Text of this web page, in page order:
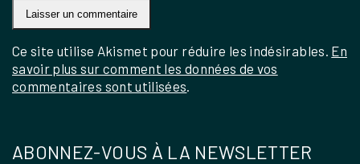
Ce site utilise Akismet pour réduire les indésirables. En
savoir plus sur comment les données de vos
commentaires sont utilisées
ABONNEZ-VOUS À LA NEWSLETTER